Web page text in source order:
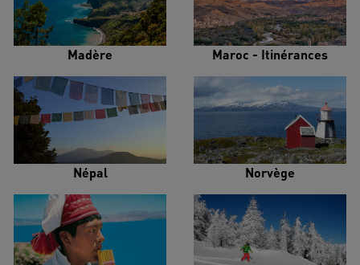
Madère Maroc - Itinérances
Népal Norvège